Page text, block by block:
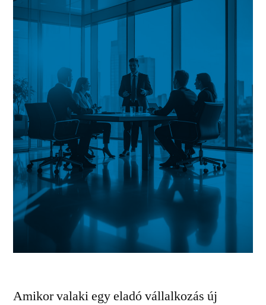
Amikor valaki egy eladó vállalkozás új